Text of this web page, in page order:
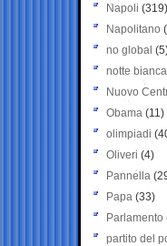
Napoli (319)
Napolitano
no global
notte bianca
Nuovo
Obama (11)
olimpiadi
Oliveri (4)
Pannella
Papa (33)
Parlamento
partito del